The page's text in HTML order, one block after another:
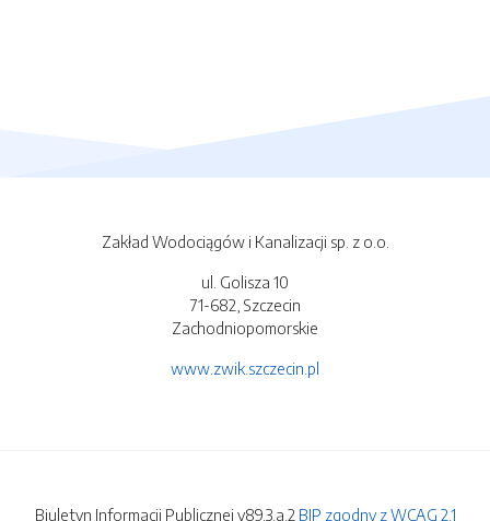
Zakład Wodociągów i Kanalizacji sp. z o.o.
ul. Golisza 10
71-682, Szczecin
Zachodniopomorskie
www.zwik.szczecin.pl
Biuletyn Informacji Publicznej v89.3.a.2 BIP zgodny z WCAG 2.1